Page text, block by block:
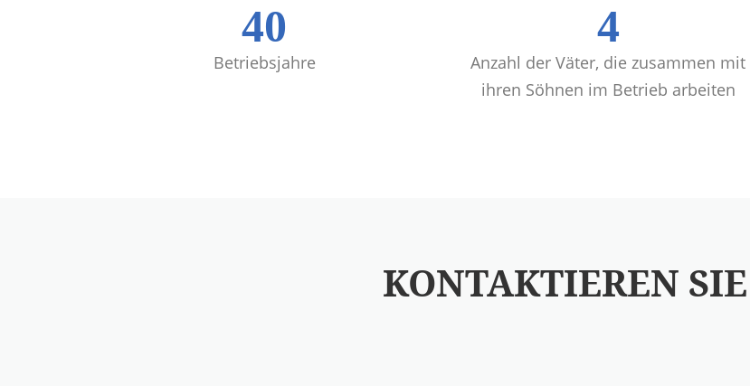
40
Betriebsjahre
4
Anzahl der Väter, die zusammen mit
ihren Söhnen im Betrieb arbeiten
KONTAKTIEREN